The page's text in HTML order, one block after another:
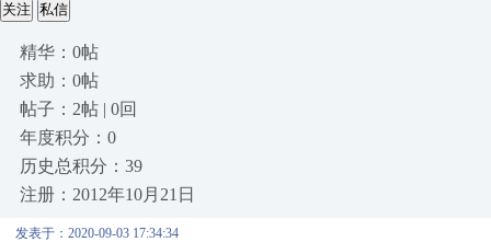
关注 私信
精华：0帖
求助：0帖
帖子：2帖 | 0回
年度积分：0
历史总积分：39
注册：2012年10月21日
发表于：2020-09-03 17:34:34